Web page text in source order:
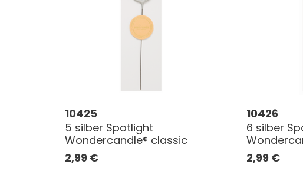
10425
5 silber Spotlight
Wondercandle® classic
2,99 €
10426
6 silber
2,99 €